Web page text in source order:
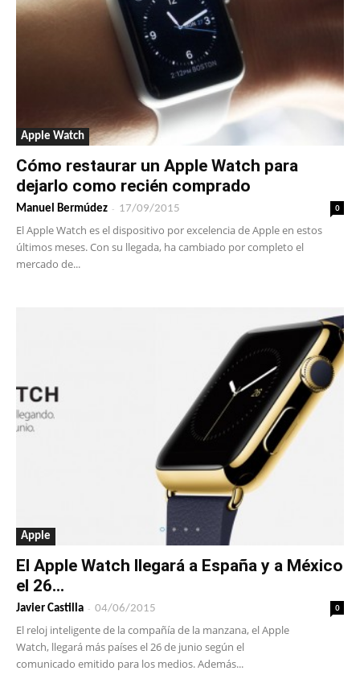
Apple Watch
Cómo restaurar un Apple Watch para
dejarlo como recién comprado
Manuel Bermúdez - 17/09/2015 0
El Apple Watch es el dispositivo por excelencia de Apple en estos
últimos meses. Con su llegada, ha cambiado por completo el
mercado de...
Apple
El Apple Watch llegará a España y a México
el 26...
Javier Castilla - 04/06/2015 0
El reloj inteligente de la compañía de la manzana, el Apple
Watch, llegará más países el 26 de junio según el
comunicado emitido para los medios. Además...